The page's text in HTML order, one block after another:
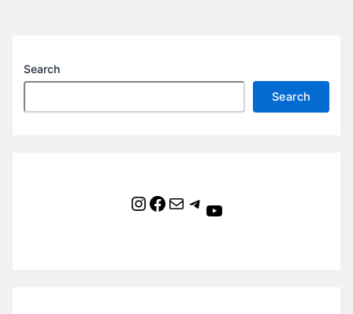
Search
Search
Instagram Facebook Mail Telegram YouTube